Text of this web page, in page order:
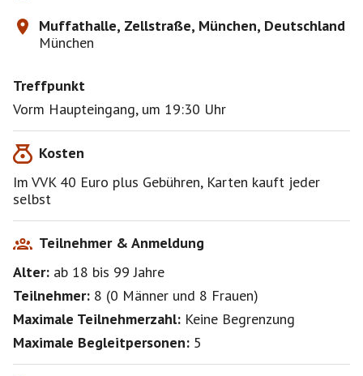
Muffathalle, Zellstraße, München, Deutschland
München
Treffpunkt
Vorm Haupteingang, um 19:30 Uhr
Kosten
Im VVK 40 Euro plus Gebühren, Karten kauft jeder
selbst
Teilnehmer & Anmeldung
Alter: ab 18 bis 99Jahre
Teilnehmer: 8 (0 Männer und 8 Frauen)
Maximale Teilnehmerzahl: Keine Begrenzung
Maximale Begleitpersonen: 5